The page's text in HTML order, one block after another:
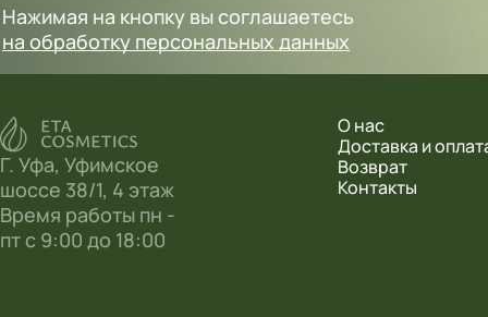
Нажимая на кнопку вы соглашаетесь
на обработку персональных данных
Г. Уфа, Уфимское
шоссе 38/1, 4 этаж
Время работы пн -
пт с 9:00 до 18:00
О нас
Доставка и
Возврат
Контакты